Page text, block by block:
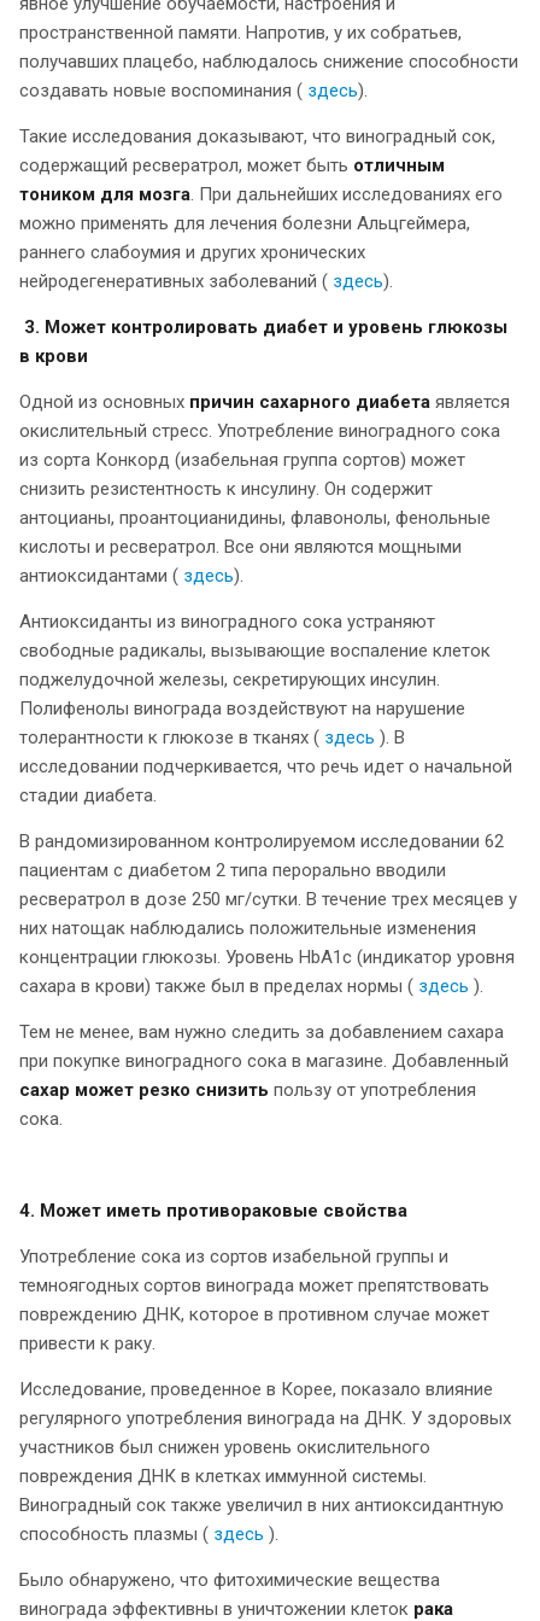
пространственной памяти. Напротив, у их собратьев,
получавших плацебо, наблюдалось снижение способности
создавать новые воспоминания ( здесь).
Такие исследования доказывают, что виноградный сок,
содержащий ресвератрол, может быть отличным
тоником для мозга. При дальнейших исследованиях его
можно применять для лечения болезни Альцгеймера,
раннего слабоумия и других хронических
нейродегенеративных заболеваний ( здесь).
3. Может контролировать диабет и уровень глюкозы
в крови
Одной из основных причин сахарного диабета является
окислительный стресс. Употребление виноградного сока
из сорта Конкорд (изабельная группа сортов) может
снизить резистентность к инсулину. Он содержит
антоцианы, проантоцианидины, флавонолы, фенольные
кислоты и ресвератрол. Все они являются мощными
антиоксидантами ( здесь).
Антиоксиданты из виноградного сока устраняют
свободные радикалы, вызывающие воспаление клеток
поджелудочной железы, секретирующих инсулин.
Полифенолы винограда воздействуют на нарушение
толерантности к глюкозе в тканях ( здесь ). В
исследовании подчеркивается, что речь идет о начальной
стадии диабета.
В рандомизированном контролируемом исследовании 62
пациентам с диабетом 2 типа перорально вводили
ресвератрол в дозе 250 мг/сутки. В течение трех месяцев у
них натощак наблюдались положительные изменения
концентрации глюкозы. Уровень HbA1c (индикатор уровня
сахара в крови) также был в пределах нормы ( здесь ).
Тем не менее, вам нужно следить за добавлением сахара
при покупке виноградного сока в магазине. Добавленный
сахар может резко снизить пользу от употребления
сока.
4. Может иметь противораковые свойства
Употребление сока из сортов изабельной группы и
темноягодных сортов винограда может препятствовать
повреждению ДНК, которое в противном случае может
привести к раку.
Исследование, проведенное в Корее, показало влияние
регулярного употребления винограда на ДНК. У здоровых
участников был снижен уровень окислительного
повреждения ДНК в клетках иммунной системы.
Виноградный сок также увеличил в них антиоксидантную
способность плазмы ( здесь ).
Было обнаружено, что фитохимические вещества
винограда эффективны в уничтожении клеток рака